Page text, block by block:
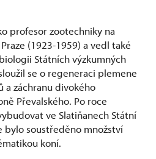
profesor zootechniky na
(1923-1959) a vedl také
Státních výzkumných
se o regeneraci plemene
a záchranu divokého
Převalského. Po roce
ve Slatiňanech Státní
bylo soustředěno množství
koní.